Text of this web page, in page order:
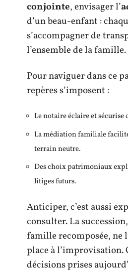
conjointe, envisager l’
d’un beau-enfant :
s’accompagner de
l’ensemble de la famille.
Pour naviguer dans ce
repères s’imposent :
Le notaire éclaire et sécurise
La médiation familiale
terrain neutre.
Des choix patrimoniaux
litiges futurs.
Anticiper, c’est aussi
consulter. La
famille recomposée, ne
place à l’improvisation.
décisions prises